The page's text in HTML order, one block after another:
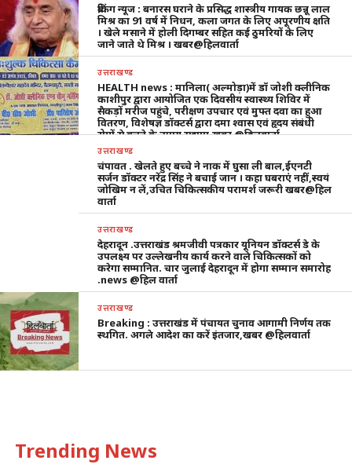
ब्रेकिंग न्यूज : बनारस घराने के प्रसिद्ध शास्त्रीय गायक छन्नू लाल
मिश्र का 91 वर्ष में निधन, कला जगत के लिए अपूरणीय क्षति
। खेले मसाने में होली दिगम्बर सहित कई ठुमरियों के लिए
जाने जाते थे मिश्र । खबर@हिलवार्ता
उत्तराखण्ड
HEALTH news : मानिला( अल्मोड़ा)में डॉ जोशी क्लीनिक
काशीपुर द्वारा आयोजित एक दिवसीय स्वास्थ्य शिविर में
सैकड़ों मरीज पहुंचे, परीक्षण उपचार एवं मुफ्त दवा का हुआ
वितरण, विशेषज्ञ डॉक्टर्स द्वारा दमा श्वास एवं हृदय संबंधी
रोगों से बचने के उपाय सुझाए,खबर @हिलवार्ता
उत्तराखण्ड
चंपावत . खेलते हुए बच्चे ने नाक में घुसा ली बाल,ईएनटी
सर्जन डॉक्टर नरेंद्र सिंह ने बचाई जान । कहा घबराएं नहीं,स्वयं
जोखिम न लें,उचित चिकित्सकीय परामर्श जरूरी खबर@हिल
वार्ता
उत्तराखण्ड
देहरादून .उत्तराखंड श्रमजीवी पत्रकार यूनियन डॉक्टर्स डे के
उपलक्ष्य पर उल्लेखनीय कार्य करने वाले चिकित्सकों को
करेगा सम्मानित. चार जुलाई देहरादून में होगा सम्मान समारोह
.news @हिल वार्ता
उत्तराखण्ड
Breaking : उत्तराखंड में पंचायत चुनाव आगामी निर्णय तक
स्थगित. अगले आदेश का करें इंतजार,खबर @हिलवार्ता
Trending News